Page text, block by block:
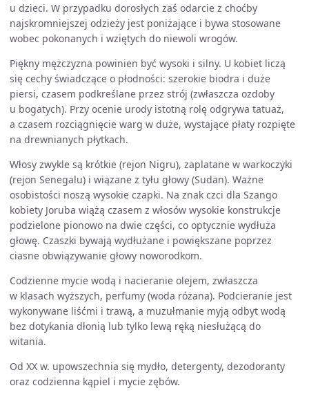
u dzieci. W przypadku dorosłych zaś odarcie z choćby
najskromniejszej odzieży jest poniżające i bywa stosowane
wobec pokonanych i wziętych do niewoli wrogów.
Piękny mężczyzna powinien być wysoki i silny. U kobiet liczą
się cechy świadczące o płodności: szerokie biodra i duże
piersi, czasem podkreślane przez strój (zwłaszcza ozdoby
u bogatych). Przy ocenie urody istotną rolę odgrywa tatuaż,
a czasem rozciągnięcie warg w duże, wystające płaty rozpięte
na drewnianych płytkach.
Włosy zwykle są krótkie (rejon Nigru), zaplatane w warkoczyki
(rejon Senegalu) i wiązane z tyłu głowy (Sudan). Ważne
osobistości noszą wysokie czapki. Na znak czci dla Szango
kobiety Joruba wiążą czasem z włosów wysokie konstrukcje
podzielone pionowo na dwie części, co optycznie wydłuża
głowę. Czaszki bywają wydłużane i powiększane poprzez
ciasne obwiązywanie głowy noworodkom.
Codzienne mycie wodą i nacieranie olejem, zwłaszcza
w klasach wyższych, perfumy (woda różana). Podcieranie jest
wykonywane liśćmi i trawą, a muzułmanie myją odbyt wodą
bez dotykania dłonią lub tylko lewą ręką niesłużącą do
witania.
Od XX w. upowszechnia się mydło, detergenty, dezodoranty
oraz codzienna kąpiel i mycie zębów.